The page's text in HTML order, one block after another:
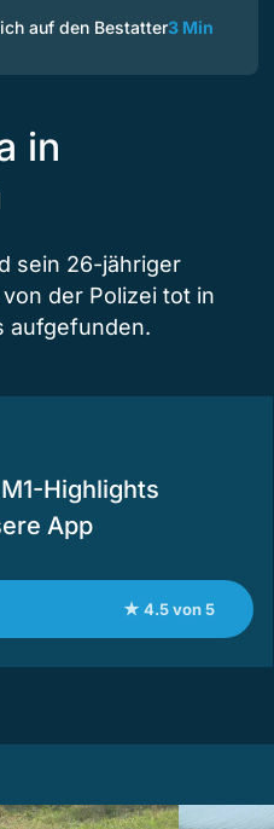
auf den Bestatter3 Min
in
sein 26-jähriger
der Polizei tot in
aufgefunden.
Highlights
App
★ 4.5 von 5